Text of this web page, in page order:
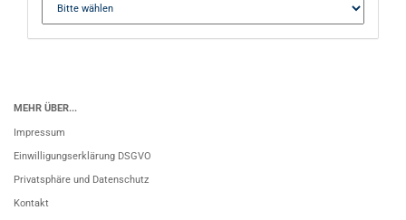
MEHR ÜBER...
Impressum
Einwilligungserklärung DSGVO
Privatsphäre und Datenschutz
Kontakt